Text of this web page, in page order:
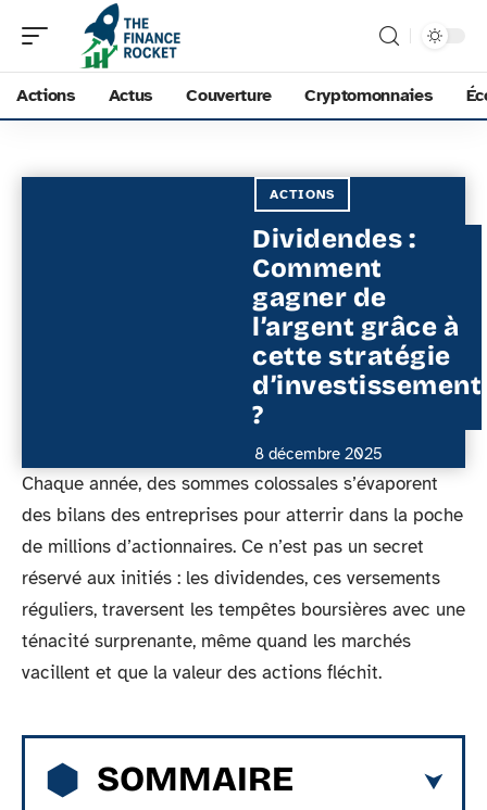
Actions Actus Couverture Cryptomonnaies
ACTIONS
Dividendes :
Comment
gagner de
l’argent grâce à
cette stratégie
d’investissement
?
8 décembre 2025
Chaque année, des sommes colossales s’évaporent
des bilans des entreprises pour atterrir dans la poche
de millions d’actionnaires. Ce n’est pas un secret
réservé aux initiés : les dividendes, ces versements
réguliers, traversent les tempêtes boursières avec une
ténacité surprenante, même quand les marchés
vacillent et que la valeur des actions fléchit.
SOMMAIRE